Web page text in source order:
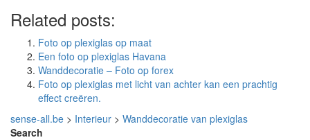
Related posts:
Foto op plexiglas op maat
Een foto op plexiglas Havana
Wanddecoratie – Foto op forex
Foto op plexiglas met licht van achter kan een prachtig
effect creëren.
sense-all.be > Interieur > Wanddecoratie van plexiglas
Search